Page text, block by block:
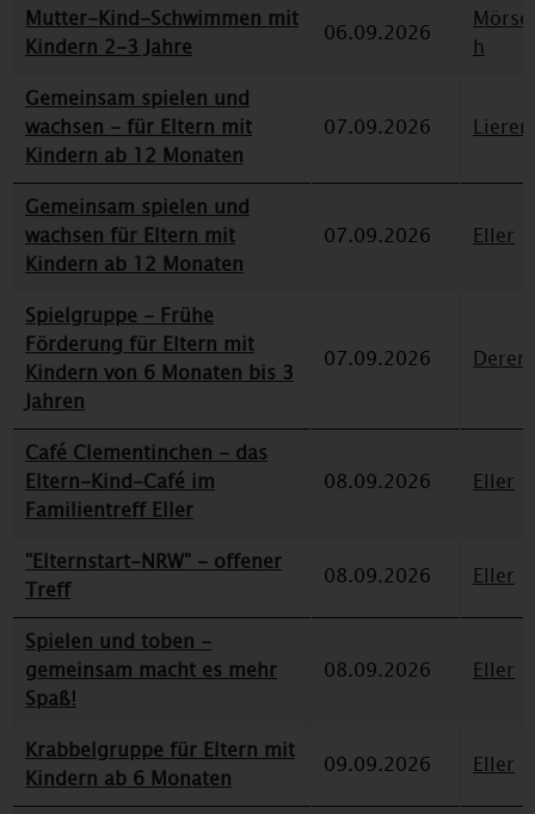
Mutter-Kind-Schwimmen mit
Kindern 2-3 Jahre
06.09.2026
h
Gemeinsam spielen und
wachsen - für Eltern mit
Kindern ab 12 Monaten
07.09.2026
Gemeinsam spielen und
wachsen für Eltern mit
Kindern ab 12 Monaten
07.09.2026 Eller
Spielgruppe - Frühe
Förderung für Eltern mit
Kindern von 6 Monaten bis 3
Jahren
07.09.2026
Café Clementinchen - das
Eltern-Kind-Café im
Familientreff Eller
08.09.2026 Eller
"Elternstart-NRW" - offener
Treff
08.09.2026 Eller
Spielen und toben -
gemeinsam macht es mehr
Spaß!
08.09.2026 Eller
Krabbelgruppe für Eltern mit
Kindern ab 6 Monaten
09.09.2026 Eller